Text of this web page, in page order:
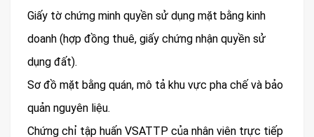
Giấy tờ chứng minh quyền sử dụng mặt bằng kinh
doanh (hợp đồng thuê, giấy chứng nhận quyền sử
dụng đất).
Sơ đồ mặt bằng quán, mô tả khu vực pha chế và bảo
quản nguyên liệu.
Chứng chỉ tập huấn VSATTP của nhân viên trực tiếp